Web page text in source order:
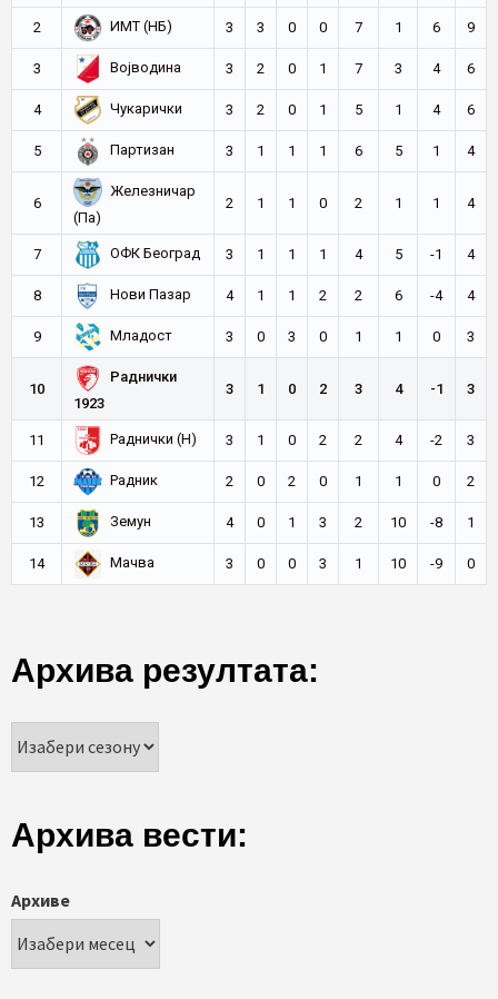
2 ИМТ (НБ) 3 3 0 0 7 1 6 9
3 Војводина 3 2 0 1 7 3 4 6
4 Чукарички 3 2 0 1 5 1 4 6
5 Партизан 3 1 1 1 6 5 1 4
6
Железничар
(Па)
2 1 1 0 2 1 1 4
7 ОФК Београд 3 1 1 1 4 5 -1 4
8 Нови Пазар 4 1 1 2 2 6 -4 4
9 Младост 3 0 3 0 1 1 0 3
10
Раднички
1923
3 1 0 2 3 4 -1 3
11 Раднички (Н) 3 1 0 2 2 4 -2 3
12 Радник 2 0 2 0 1 1 0 2
13 Земун 4 0 1 3 2 10 -8 1
14 Мачва 3 0 0 3 1 10 -9 0
Архива резултата:
Архива вести:
Архиве